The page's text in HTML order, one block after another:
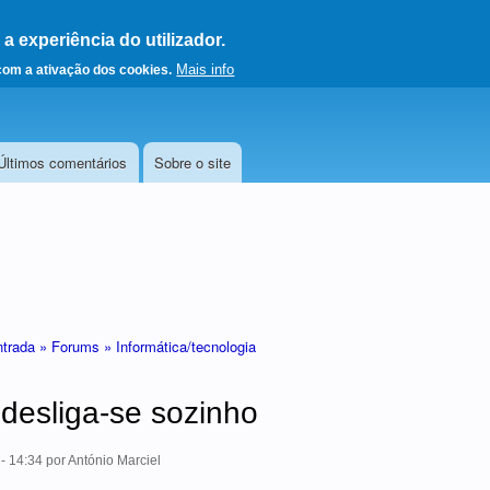
experiência do utilizador.
a ativação dos cookies. Mais info
página principal
comentários Sobre o site
» Forums » Informática/tecnologia
se sozinho
14:34porAntónio Marciel